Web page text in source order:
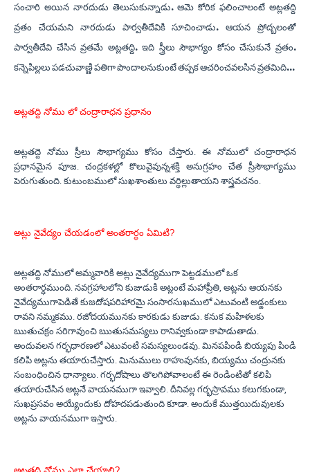
సంచారి అయిన నారదుడు తెలుసుకున్నాడు. ఆమె కోరిక ఫలించాలంటే అట్లతద్ది
వ్రతం చేయమని నారదుడు పార్వతీదేవికి సూచించాడు. ఆయన ప్రోద్బలంతో
పార్వతీదేవి చేసిన వ్రతమే అట్లతద్ది. ఇది స్త్రీలు సౌభాగ్యం కోసం చేసుకునే వ్రతం.
కన్నెపిల్లలు పడచువాణ్ణి పతిగా పొందాలనుకుంటే తప్పక ఆచరించవలసిన వ్రతమిది...
అట్లతద్ది నోము లో చంద్రారాధన ప్రధానం
అట్లతద్దె నోము స్రీలు సౌభాగ్యము కోసం చేస్తారు. ఈ నోములో చంద్రారాధన
ప్రధానమైన పూజ. చంద్రకళల్లో కొలువైవున్నశక్తి అనుగ్రహం చేత స్రీసౌభాగ్యము
పెరుగుతుంది. కుటుంబములో సుఖశాంతులు వర్ధిల్లుతాయని శాస్త్రవచనం.
అట్లు నైవేద్యం చేయడంలో అంతరార్ధం ఏమిటి?
అట్లతద్ది నోములో అమ్మవారికి అట్లు నైవేద్యముగా పెట్టడములో ఒక
అంతరార్ధముంది. నవగ్రహాలలోని కుజుడుకి అట్లంటే మహాప్రీతి, అట్లను ఆయనకు
నైవేద్యముగాపెడితే కుజదోషపరిహారమై సంసారసుఖములో ఎటువంటి అడ్డంకులు
రావని నమ్మకము. రజోదయమునకు కారకుడు కుజుడు. కనుక మహిళలకు
ఋతుచక్రం సరిగావుంచి ఋతుసమస్యలు రానివ్వకుండా కాపాడుతాడు.
అందువలన గర్భధారణలో ఎటువంటి సమస్యలుండవు. మినపపిండి బియ్యపు పిండి
కలిపి అట్లను తయారుచేస్తారు. మినుములు రాహువునకు, బియ్యము చంద్రునకు
సంబంధించిన ధాన్యాలు. గర్భదోషాలు తొలగిపోవాలంటే ఈ రెండింటితో కలిపి
తయారుచేసిన అట్లనే వాయనముగా ఇవ్వాలి. దీనివల్ల గర్భస్రావము కలుగకుండా,
సుఖప్రసవం అయ్యేందుకు దోహదపడుతుంది కూడా. అందుకే ముత్తయిదువులకు
అట్లను వాయనముగా ఇస్తారు.